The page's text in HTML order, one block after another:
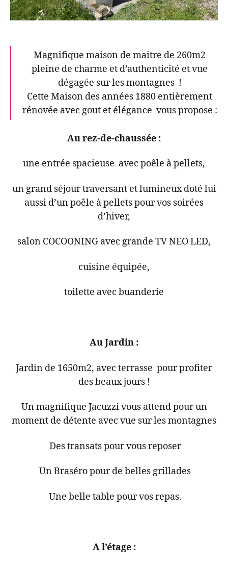
Magnifique maison de maitre de 260m2
pleine de charme et d’authenticité et vue
dégagée sur les montagnes !
Cette Maison des années 1880 entièrement
rénovée avec gout et élégance vous propose :
Au rez-de-chaussée :
une entrée spacieuse avec poêle à pellets,
un grand séjour traversant et lumineux doté lui
aussi d’un poêle à pellets pour vos soirées
d’hiver,
salon COCOONING avec grande TV NEO LED,
cuisine équipée,
toilette avec buanderie
Au Jardin :
Jardin de 1650m2, avec terrasse pour profiter
des beaux jours !
Un magnifique Jacuzzi vous attend pour un
moment de détente avec vue sur les montagnes
Des transats pour vous reposer
Un Braséro pour de belles grillades
Une belle table pour vos repas.
A l’étage :